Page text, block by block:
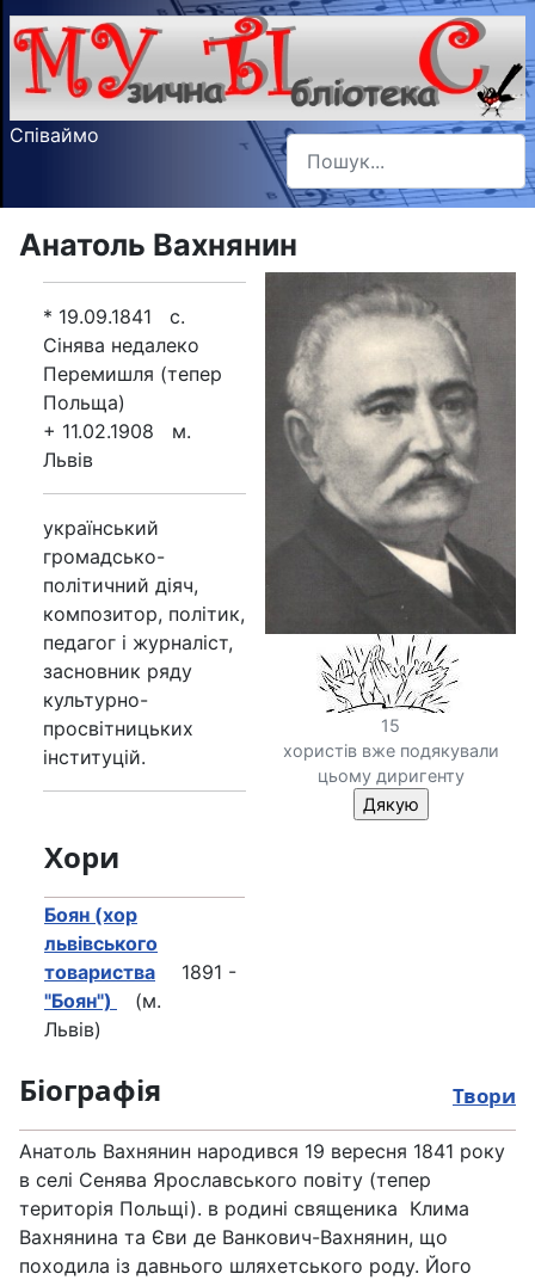
Співаймо Пошук
Type 2 or more characters
Анатоль Вахнянин
15
хористів вже подякували
цьому диригенту
* 19.09.1841 с.
Сінява недалеко
Перемишля (тепер
Польща)
+ 11.02.1908 м.
Львів
український
громадсько-
політичний діяч,
композитор, політик,
педагог і журналіст,
засновник ряду
культурно-
просвітницьких
інституцій.
Хори
Боян (хор
львівського
товариства
"Боян")
(м.
Львів)
1891 -
Біографія Твори
Анатоль Вахнянин народився 19 вересня 1841 року
в селі Сенява Ярославського повіту (тепер
територія Польщі). в родині священика Клима
Вахнянина та Єви де Ванкович-Вахнянин, що
походила із давнього шляхетського роду. Його